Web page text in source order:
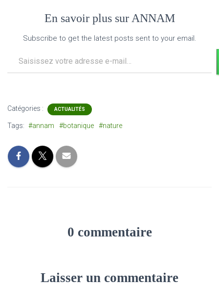
En savoir plus sur ANNAM
Subscribe to get the latest posts sent to your email.
Catégories : ACTUALITÉS
Tags: #annam #botanique #nature
0 commentaire
Laisser un commentaire